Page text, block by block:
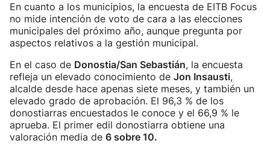
En cuanto a los municipios, la encuesta de EITB Focus
no mide intención de voto de cara a las elecciones
municipales del próximo año, aunque pregunta por
aspectos relativos a la gestión municipal.
En el caso de Donostia/San Sebastián, la encuesta
refleja un elevado conocimiento de Jon Insausti,
alcalde desde hace apenas siete meses, y también un
elevado grado de aprobación. El 96,3 % de los
donostiarras encuestados le conoce y el 66,9 % le
aprueba. El primer edil donostiarra obtiene una
valoración media de 6 sobre 10.